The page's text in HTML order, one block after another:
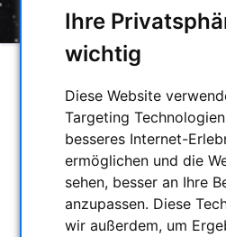
Ihre
wichtig
Diese Website
Targeting
besseres Internet-
ermöglichen und die
sehen, besser an Ihre
anzupassen. Diese
wir außerdem, um